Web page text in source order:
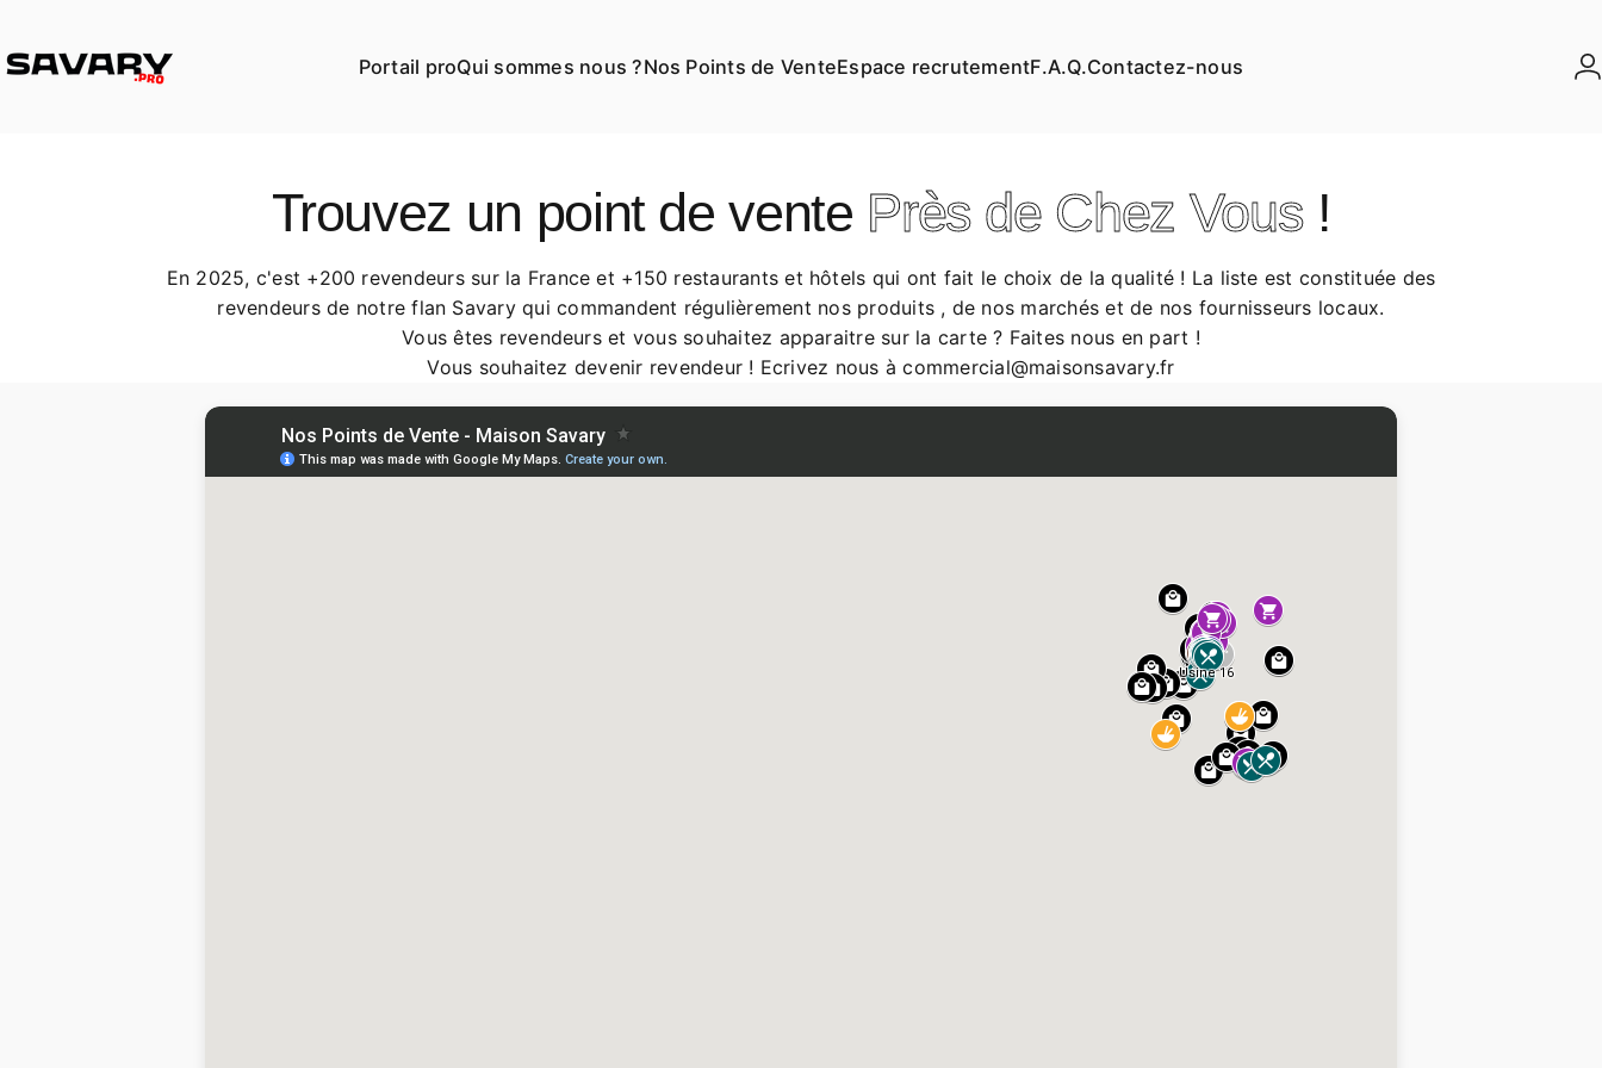
MAISON SAVARY Portail proQui sommes nous ?Nos Points de VenteEspace recrutementF.A.Q.Contactez-nous
Trouvez un point de vente Près de Chez Vous!
En 2025, c'est +200 revendeurs sur la France et +150 restaurants et hôtels qui ont fait le choix de la qualité ! La liste est constituée des
revendeurs de notre flan Savary qui commandent régulièrement nos produits , de nos marchés et de nos fournisseurs locaux.
Vous êtes revendeurs et vous souhaitez apparaitre sur la carte ? Faites nous en part !
Vous souhaitez devenir revendeur ! Ecrivez nous àcommercial@maisonsavary.fr